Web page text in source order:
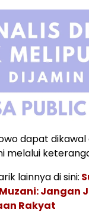
dapat
melalui
lainnya di sini:
Muzani:
Rakyat